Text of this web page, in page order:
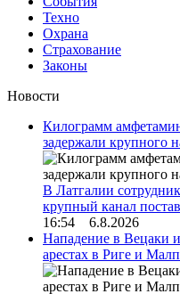
Техно
Охрана
Страхование
Законы
Новости
Килограмм
задержали крупного
В Латгалии
крупный канал
16:54 6.8.2026
Нападение в Вецаки
арестах в Риге и